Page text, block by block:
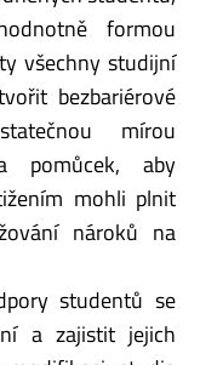
formou
všechny studijní
bezbariérové
mírou
pomůcek, aby
mohli plnit
nároků na
studentů se
a zajistit jejich